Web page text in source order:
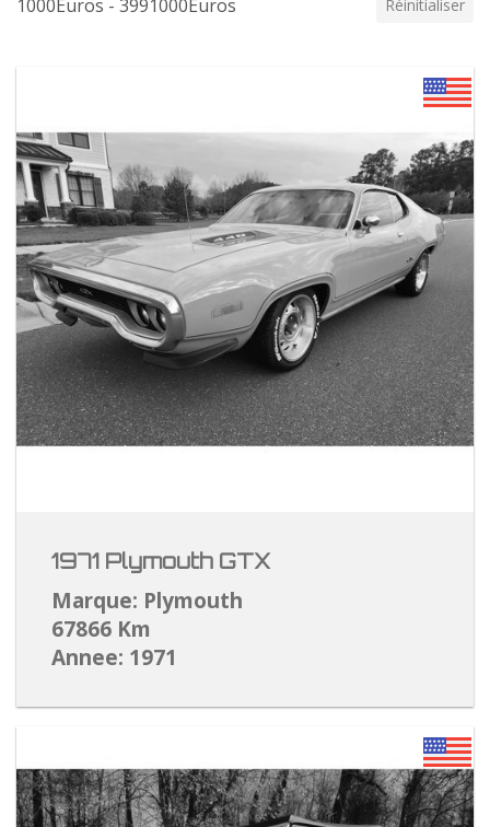
1000Euros - 3991000Euros Réinitialiser
1971 Plymouth GTX
Marque: Plymouth
67866 Km
Annee: 1971